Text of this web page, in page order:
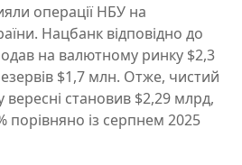
операції НБУ на
Нацбанк відповідно до
на валютному ринку $2,3
$1,7 млн. Отже, чистий
становив $2,29 млрд,
порівняно із серпнем 2025